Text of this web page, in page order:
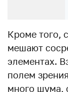
Кроме того,
мешают
элементах.
полем
много шума,